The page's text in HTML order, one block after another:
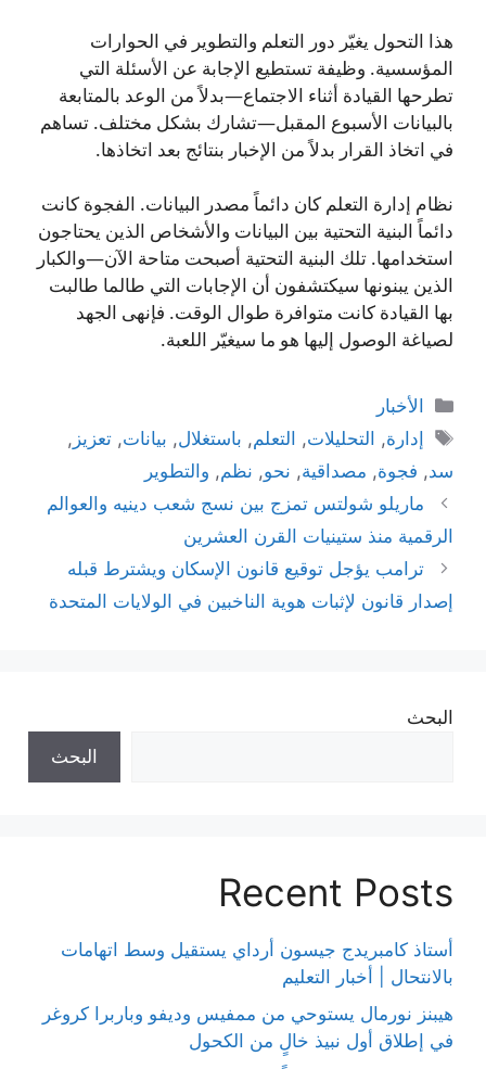
هذا التحول يغيّر دور التعلم والتطوير في الحوارات
المؤسسية. وظيفة تستطيع الإجابة عن الأسئلة التي
تطرحها القيادة أثناء الاجتماع—بدلاً من الوعد بالمتابعة
بالبيانات الأسبوع المقبل—تشارك بشكل مختلف. تساهم
في اتخاذ القرار بدلاً من الإخبار بنتائج بعد اتخاذها.
نظام إدارة التعلم كان دائماً مصدر البيانات. الفجوة كانت
دائماً البنية التحتية بين البيانات والأشخاص الذين يحتاجون
استخدامها. تلك البنية التحتية أصبحت متاحة الآن—والكبار
الذين يبنونها سيكتشفون أن الإجابات التي طالما طالبت
بها القيادة كانت متوافرة طوال الوقت. فإنهى الجهد
لصياغة الوصول إليها هو ما سيغيّر اللعبة.
التصنيفات
الأخبار
الوسوم
إدارة, التحليلات, التعلم, باستغلال, بيانات,تعزيز ,
سد, فجوة, مصداقية, نحو, نظم, والتطوير
ماريلو شولتس تمزج بين نسج شعب دينيه والعوالم
الرقمية منذ ستينيات القرن العشرين
ترامب يؤجل توقيع قانون الإسكان ويشترط قبله
إصدار قانون لإثبات هوية الناخبين في الولايات المتحدة
البحث
البحث
Recent Posts
أستاذ كامبريدج جيسون أرداي يستقيل وسط اتهامات
بالانتحال | أخبار التعليم
هيبنز نورمال يستوحي من ممفيس وديفو وباربرا كروغر
في إطلاق أول نبيذ خالٍ من الكحول